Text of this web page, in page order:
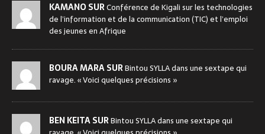
KAMANO SURConférence de Kigali sur les technologies
de l’information et de la communication (TIC) et l’emploi
des jeunes en Afrique
BOURA MARA SURBintou SYLLA dans une sextape qui
ravage. « Voici quelques précisions »
BEN KEITA SURBintou SYLLA dans une sextape qui